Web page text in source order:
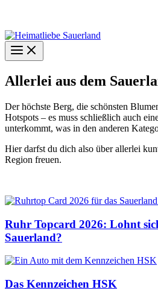
Allerlei aus dem
Der höchste Berg, die schönsten
Hotspots – es muss schließlich auch
unterkommt, was in den anderen
Hier darfst du dich also über allerlei
Region freuen.
Ruhr Topcard 2026: Lohnt
Sauerland?
Das Kennzeichen HSK